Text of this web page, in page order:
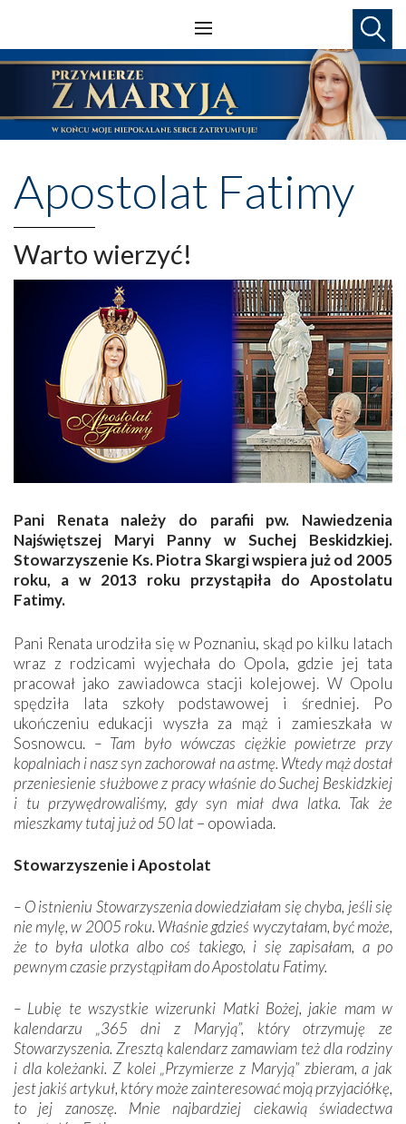
Apostolat Fatimy
Warto wierzyć!
Pani Renata należy do parafii pw. Nawiedzenia
Najświętszej Maryi Panny w Suchej Beskidzkiej.
Stowarzyszenie Ks. Piotra Skargi wspiera już od 2005
roku, a w 2013 roku przystąpiła do Apostolatu
Fatimy.
Pani Renata urodziła się w Poznaniu, skąd po kilku latach
wraz z rodzicami wyjechała do Opola, gdzie jej tata
pracował jako zawiadowca stacji kolejowej. W Opolu
spędziła lata szkoły podstawowej i średniej. Po
ukończeniu edukacji wyszła za mąż i zamieszkała w
Sosnowcu. – Tam było wówczas ciężkie powietrze przy
kopalniach i nasz syn zachorował na astmę. Wtedy mąż dostał
przeniesienie służbowe z pracy właśnie do Suchej Beskidzkiej
i tu przywędrowaliśmy, gdy syn miał dwa latka. Tak że
mieszkamy tutaj już od 50 lat– opowiada.
Stowarzyszenie i Apostolat
– O istnieniu Stowarzyszenia dowiedziałam się chyba, jeśli się
nie mylę, w 2005 roku. Właśnie gdzieś wyczytałam, być może,
że to była ulotka albo coś takiego, i się zapisałam, a po
pewnym czasie przystąpiłam do Apostolatu Fatimy.
– Lubię te wszystkie wizerunki Matki Bożej, jakie mam w
kalendarzu „365 dni z Maryją”, który otrzymuję ze
Stowarzyszenia. Zresztą kalendarz zamawiam też dla rodziny
i dla koleżanki. Z kolei „Przymierze z Maryją” zbieram, a jak
jest jakiś artykuł, który może zainteresować moją przyjaciółkę,
to jej zanoszę. Mnie najbardziej ciekawią świadectwa